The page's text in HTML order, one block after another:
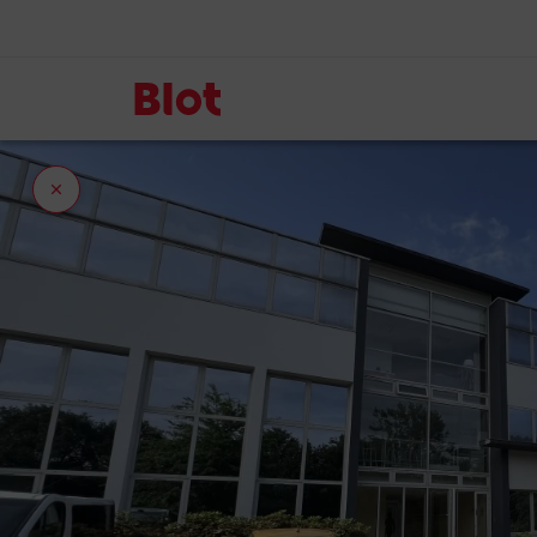
Fermer
l'onglet